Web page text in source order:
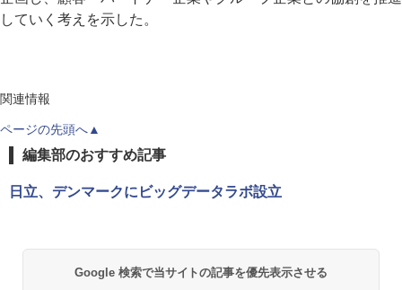
していく考えを示した。
関連情報
ページの先頭へ▲
編集部のおすすめ記事
日立、デンマークにビッグデータラボ設立
Google 検索で当サイトの記事を優先表示させる